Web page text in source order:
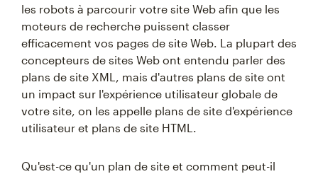
les robots à parcourir votre site Web afin que les
moteurs de recherche puissent classer
efficacement vos pages de site Web. La plupart des
concepteurs de sites Web ont entendu parler des
plans de site XML, mais d'autres plans de site ont
un impact sur l'expérience utilisateur globale de
votre site, on les appelle plans de site d'expérience
utilisateur et plans de site HTML.
Qu'est-ce qu'un plan de site et comment peut-il